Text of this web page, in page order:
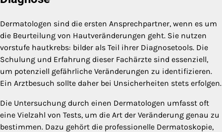
Dermatologen sind die ersten Ansprechpartner, wenn es um
die Beurteilung von Hautveränderungen geht. Sie nutzen
vorstufe hautkrebs: bilder als Teil ihrer Diagnosetools. Die
Schulung und Erfahrung dieser Fachärzte sind essenziell,
um potenziell gefährliche Veränderungen zu identifizieren.
Ein Arztbesuch sollte daher bei Unsicherheiten stets erfolgen.
Die Untersuchung durch einen Dermatologen umfasst oft
eine Vielzahl von Tests, um die Art der Veränderung genau zu
bestimmen. Dazu gehört die professionelle Dermatoskopie,